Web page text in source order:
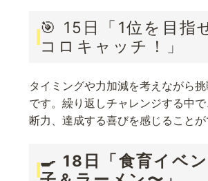
🎯 15日「1位を目指
コロキャッチ！」
タイミングや力加減を考えながら
です。繰り返しチャレンジする中で
断力、達成する喜びを感じることが
🍳 18日「食育イベ